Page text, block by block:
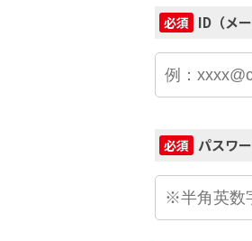
必須 ID（メ
必須 パスワ